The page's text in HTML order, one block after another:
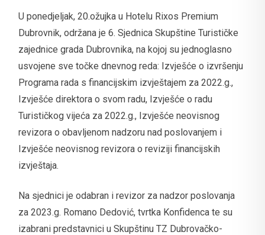
U ponedjeljak, 20.ožujka u Hotelu Rixos Premium
Dubrovnik, održana je 6. Sjednica Skupštine Turističke
zajednice grada Dubrovnika, na kojoj su jednoglasno
usvojene sve točke dnevnog reda: Izvješće o izvršenju
Programa rada s financijskim izvještajem za 2022.g.,
Izvješće direktora o svom radu, Izvješće o radu
Turističkog vijeća za 2022.g., Izvješće neovisnog
revizora o obavljenom nadzoru nad poslovanjem i
Izvješće neovisnog revizora o reviziji financijskih
izvještaja.
Na sjednici je odabran i revizor za nadzor poslovanja
za 2023.g. Romano Dedović, tvrtka Konfidenca te su
izabrani predstavnici u Skupštinu TZ Dubrovačko-